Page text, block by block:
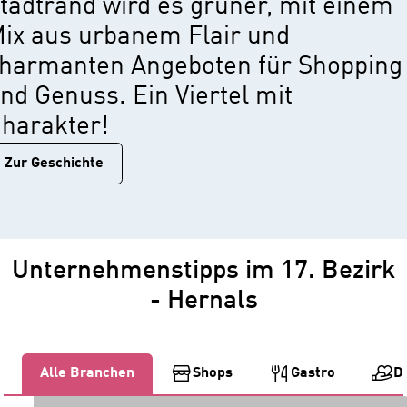
wird es grüner, mit einem
aus urbanem Flair und
Angeboten für Shopping
Genuss. Ein Viertel mit
Zur Geschichtе
Unternehmenstipps im 17. Bezirk
- Hernals
Alle Branchen Shops Gastro